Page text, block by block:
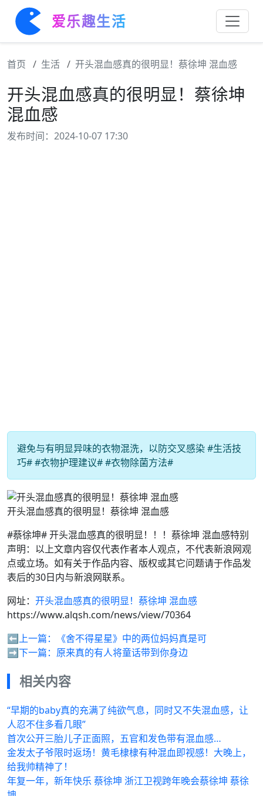
爱乐趣生活
首页 生活 开头混血感真的很明显！蔡徐坤 混血感
开头混血感真的很明显！蔡徐坤
混血感
发布时间：2024-10-07 17:30
避免与有明显异味的衣物混洗，以防交叉感染 #生活技
巧# #衣物护理建议# #衣物除菌方法#
开头混血感真的很明显！蔡徐坤 混血感
#蔡徐坤# 开头混血感真的很明显！！！蔡徐坤 混血感特别
声明：以上文章内容仅代表作者本人观点，不代表新浪网观
点或立场。如有关于作品内容、版权或其它问题请于作品发
表后的30日内与新浪网联系。
网址： 开头混血感真的很明显！蔡徐坤 混血感
https://www.alqsh.com/news/view/70364
⬅️上一篇：
《舍不得星星》中的两位妈妈真是可
➡️下一篇： 原来真的有人将童话带到你身边
相关内容
“早期的baby真的充满了纯欲气息，同时又不失混血感，让
人忍不住多看几眼”
首次公开三胎儿子正面照，五官和发色带有混血感…
金发太子爷限时返场！黄毛棣棣有种混血即视感！大晚上，
给我帅精神了！
年复一年，新年快乐 蔡徐坤 浙江卫视跨年晚会蔡徐坤 蔡徐